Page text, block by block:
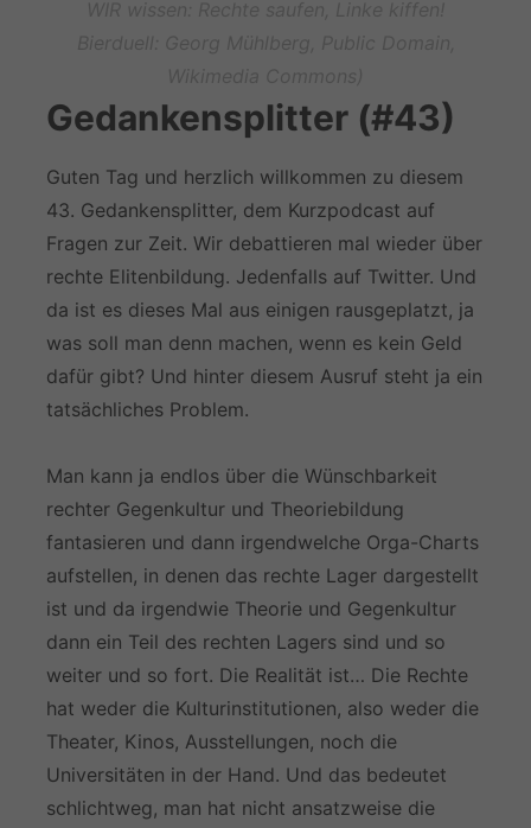
Gedankensplitter (#43)
Guten Tag und herzlich willkommen zu diesem
43. Gedankensplitter, dem Kurzpodcast auf
Fragen zur Zeit. Wir debattieren mal wieder über
rechte Elitenbildung. Jedenfalls auf Twitter. Und
da ist es dieses Mal aus einigen rausgeplatzt, ja
was soll man denn machen, wenn es kein Geld
dafür gibt? Und hinter diesem Ausruf steht ja ein
tatsächliches Problem.
Man kann ja endlos über die Wünschbarkeit
rechter Gegenkultur und Theoriebildung
fantasieren und dann irgendwelche Orga-Charts
aufstellen, in denen das rechte Lager dargestellt
ist und da irgendwie Theorie und Gegenkultur
dann ein Teil des rechten Lagers sind und so
weiter und so fort. Die Realität ist… Die Rechte
hat weder die Kulturinstitutionen, also weder die
Theater, Kinos, Ausstellungen, noch die
Universitäten in der Hand. Und das bedeutet
schlichtweg, man hat nicht ansatzweise die